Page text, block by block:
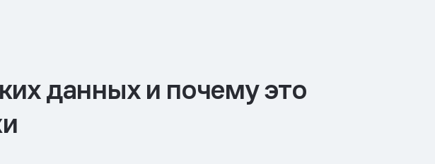
данных и почему это